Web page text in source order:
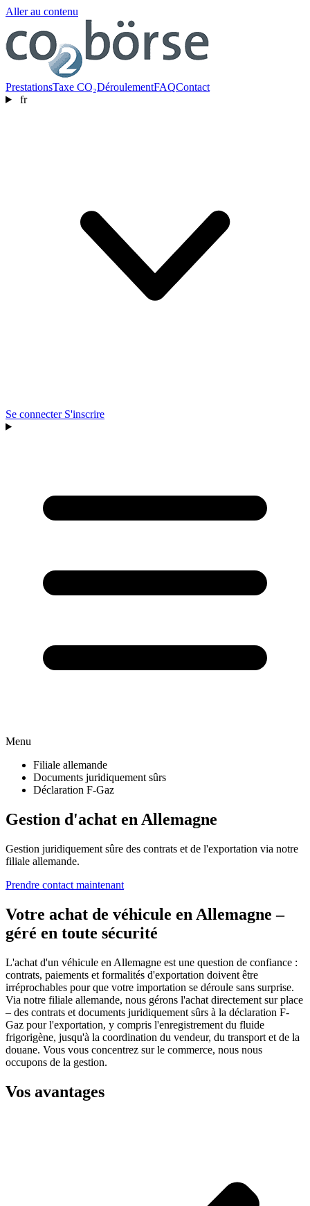
Aller au contenu
PrestationsTaxe CO₂DéroulementFAQContact
fr
Se connecter S'inscrire
Menu
Filiale allemande
Documents juridiquement sûrs
Déclaration F-Gaz
Gestion d'achat en Allemagne
Gestion juridiquement sûre des contrats et de l'exportation via notre
filiale allemande.
Prendre contact maintenant
Votre achat de véhicule en Allemagne –
géré en toute sécurité
L'achat d'un véhicule en Allemagne est une question de confiance :
contrats, paiements et formalités d'exportation doivent être
irréprochables pour que votre importation se déroule sans surprise.
Via notre filiale allemande, nous gérons l'achat directement sur place
– des contrats et documents juridiquement sûrs à la déclaration F-
Gaz pour l'exportation, y compris l'enregistrement du fluide
frigorigène, jusqu'à la coordination du vendeur, du transport et de la
douane. Vous vous concentrez sur le commerce, nous nous
occupons de la gestion.
Vos avantages